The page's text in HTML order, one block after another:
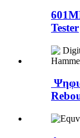
Tester